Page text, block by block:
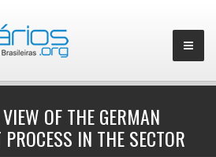
OF THE GERMAN
IN THE SECTOR